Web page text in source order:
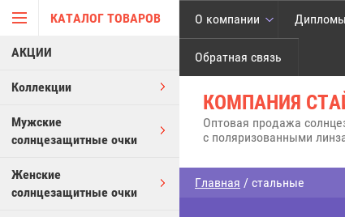
КАТАЛОГ ТОВАРОВ
АКЦИИ
Коллекции
Мужские
солнцезащитные очки
Женские
солнцезащитные очки
О компании
Обратная связь
КОМПАНИЯ
Оптовая продажа
с поляризованными
Главная / стальные